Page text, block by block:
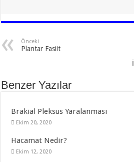
Önceki
Plantar Fasiit
Benzer Yazılar
Brakial Pleksus Yaralanması
Ekim 20, 2020
Hacamat Nedir?
Ekim 12, 2020